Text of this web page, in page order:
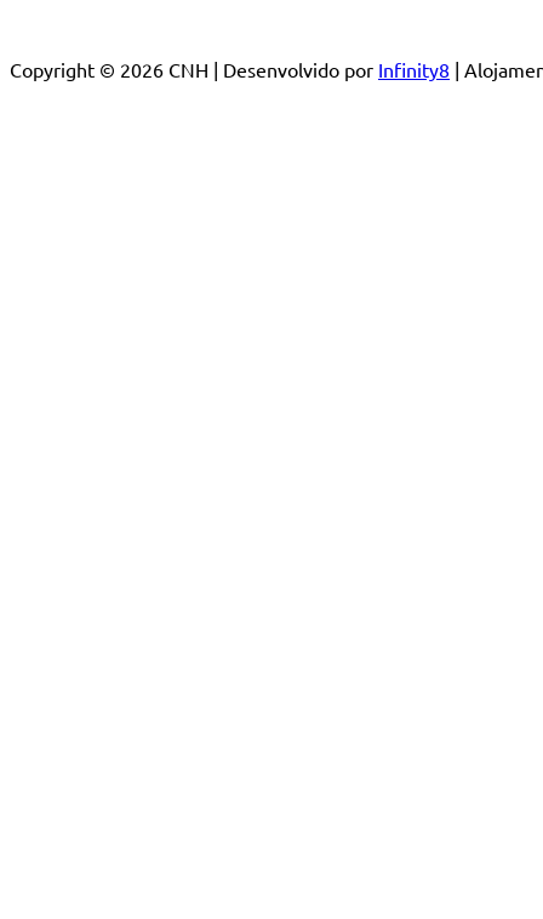
Copyright © 2026 CNH | Desenvolvido por Infinity8 |